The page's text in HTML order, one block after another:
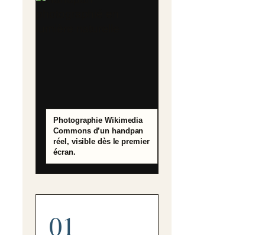
Photographie Wikimedia
Commons d’un handpan
réel, visible dès le premier
écran.
01